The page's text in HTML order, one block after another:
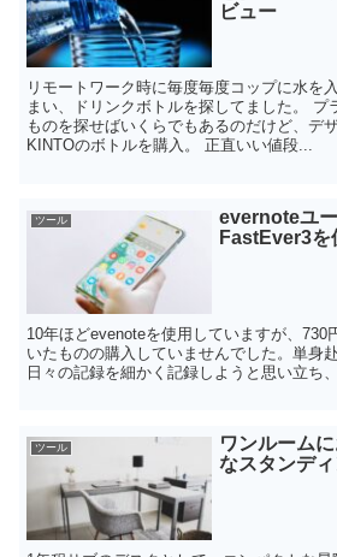
ビュー
リモートワーク時に毎度毎度コップに水を
まい、ドリンクボトルを探してました。 プ
ものを探せばいくらでもあるのだけど、デ
KINTOのボトルを購入。 正直いい値段...
ツール
evernoteユ
FastEver3を
10年ほどevenoteを使用していますが、730
いたものの購入していませんでした。単身
日々の記録を細かく記録しようと思い立ち
ツール
ワンルーム
なスタンデ